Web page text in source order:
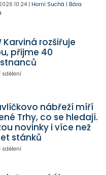
10:24| Horní Suchá | Bára
Karviná rozšiřuje
přijme 40
sdělení
nábřeží míří
Trhy, co se hledají.
novinky i více než
stánků
sdělení